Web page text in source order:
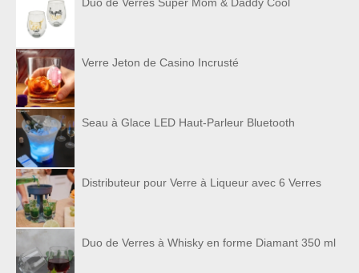
Verre Jeton de Casino Incrusté
Seau à Glace LED Haut-Parleur Bluetooth
Distributeur pour Verre à Liqueur avec 6 Verres
Duo de Verres à Whisky en forme Diamant 350 ml